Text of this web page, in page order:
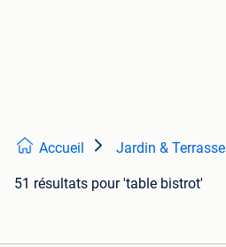
Accueil Jardin & Terrasse
51 résultats pour 'table bistrot'